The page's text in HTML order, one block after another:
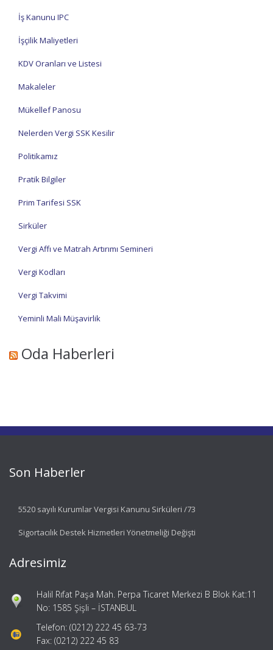
İş Kanunu IPC
İşçilik Maliyetleri
KDV Oranları ve Listesi
Makaleler
Mükellef Panosu
Nelerden Vergi SSK Kesilir
Politikamız
Pratik Bilgiler
Prim Tarifesi SSK
Sirküler
Vergi Affı ve Matrah Artırımı Semineri
Vergi Kodları
Vergi Takvimi
Yeminli Mali Müşavirlik
Oda Haberleri
Son Haberler
5520 sayılı Kurumlar Vergisi Kanunu Sirküleri /73
Sigortacılık Destek Hizmetleri Yönetmeliği Değişti
Adresimiz
Halil Rıfat Paşa Mah. Perpa Ticaret Merkezi B Blok Kat:11
No: 1585 Şişli – İSTANBUL
Telefon: (0212) 222 45 63-73
Fax: (0212) 222 45 83